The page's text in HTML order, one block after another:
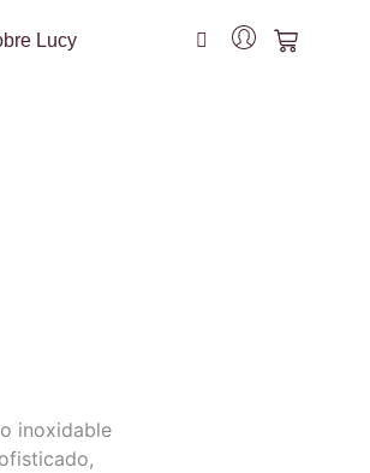
Lucy
inoxidable